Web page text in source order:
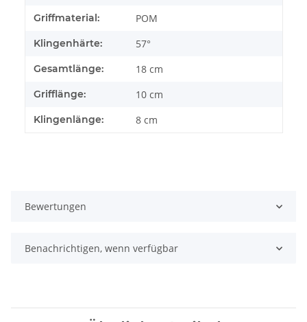
Griffmaterial: POM
Klingenhärte: 57°
Gesamtlänge: 18 cm
Grifflänge: 10 cm
Klingenlänge: 8 cm
Bewertungen
Benachrichtigen, wenn verfügbar